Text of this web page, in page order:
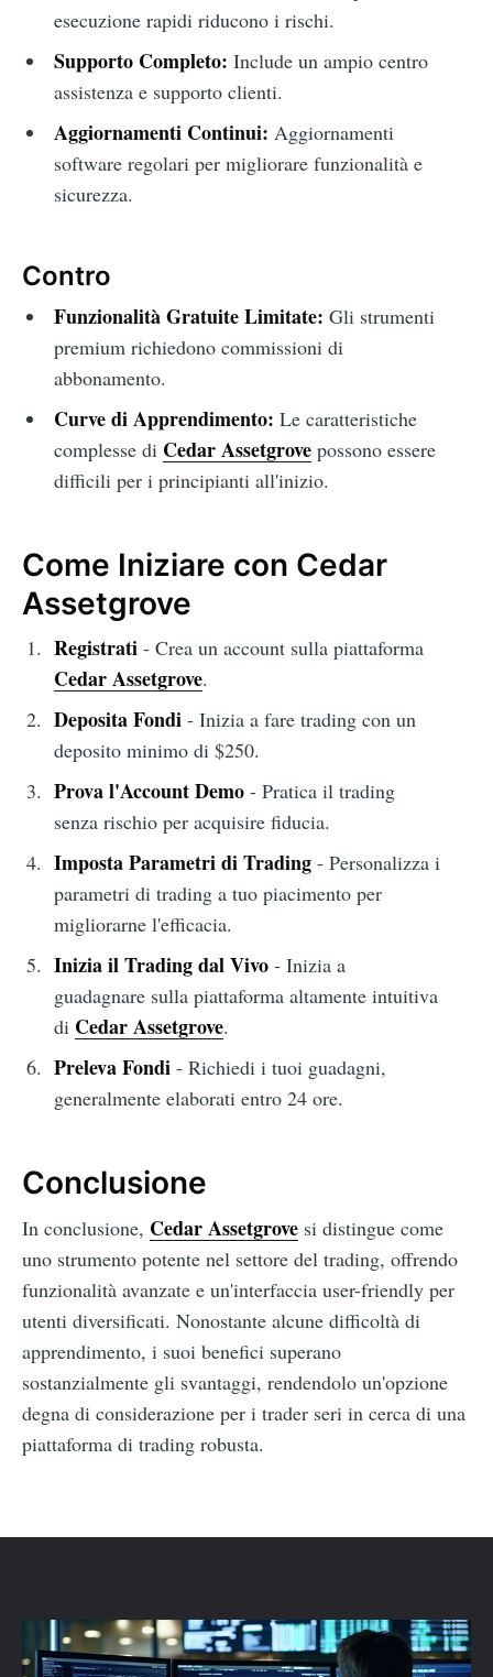
esecuzione rapidi riducono i rischi.
Supporto Completo: Include un ampio centro
assistenza e supporto clienti.
Aggiornamenti Continui: Aggiornamenti
software regolari per migliorare funzionalità e
sicurezza.
Contro
Funzionalità Gratuite Limitate: Gli strumenti
premium richiedono commissioni di
abbonamento.
Curve di Apprendimento: Le caratteristiche
complesse di Cedar Assetgrovepossono essere
difficili per i principianti all'inizio.
Come Iniziare con Cedar
Assetgrove
Registrati- Crea un account sulla piattaforma
Cedar Assetgrove.
Deposita Fondi- Inizia a fare trading con un
deposito minimo di $250.
Prova l'Account Demo- Pratica il trading
senza rischio per acquisire fiducia.
Imposta Parametri di Trading- Personalizza i
parametri di trading a tuo piacimento per
migliorarne l'efficacia.
Inizia il Trading dal Vivo- Inizia a
guadagnare sulla piattaforma altamente intuitiva
di Cedar Assetgrove.
Preleva Fondi- Richiedi i tuoi guadagni,
generalmente elaborati entro 24 ore.
Conclusione
In conclusione, Cedar Assetgrove si distingue come
uno strumento potente nel settore del trading, offrendo
funzionalità avanzate e un'interfaccia user-friendly per
utenti diversificati. Nonostante alcune difficoltà di
apprendimento, i suoi benefici superano
sostanzialmente gli svantaggi, rendendolo un'opzione
degna di considerazione per i trader seri in cerca di una
piattaforma di trading robusta.